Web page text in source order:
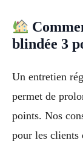
blindée 3
Un entretien
permet de
points. Nos
pour les clients